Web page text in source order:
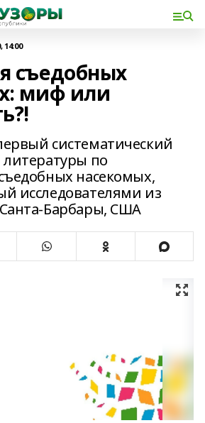
съедобных
миф или
систематический
по
насекомых,
исследователями из
Барбары, США